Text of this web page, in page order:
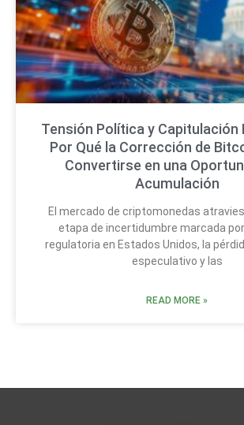
Tensión Política y Capitulación
Por Qué la Corrección de
Convertirse en una
Acumulación
El mercado de criptomonedas
etapa de incertidumbre marcada
regulatoria en Estados Unidos, la
especulativo y las
READ MORE »